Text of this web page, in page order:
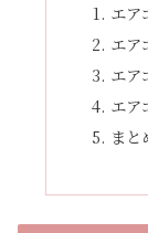
エア
エア
エア
エア
まと